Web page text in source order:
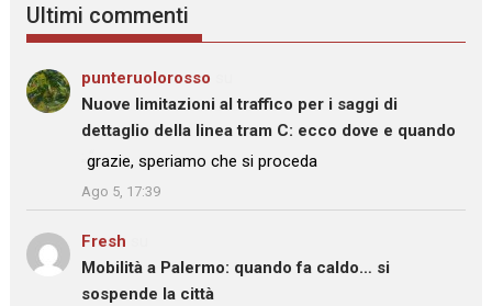
Ultimi commenti
punteruolorosso
Nuove limitazioni al traffico per i saggi di
dettaglio della linea tram C: ecco dove e quando
: “
grazie, speriamo che si proceda
”
Ago 5, 17:39
Fresh
Mobilità a Palermo: quando fa caldo… si
sospende la città